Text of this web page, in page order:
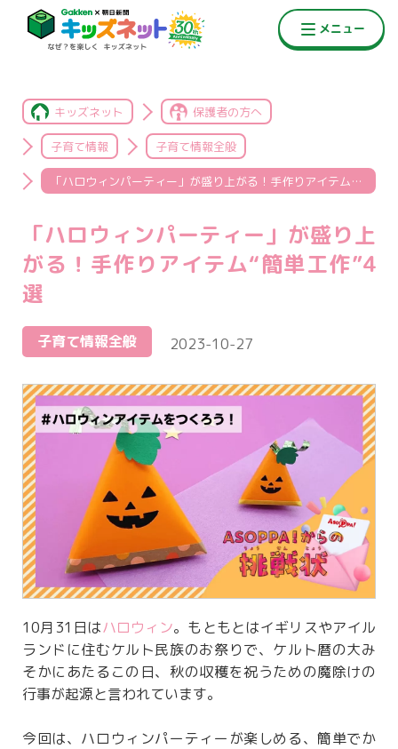
キッズネット 保護者の方へ
子育て情報 子育て情報全般
「ハロウィンパーティー」が盛り上がる！手作りアイテム“簡単工作”4選
「ハロウィンパーティー」が盛り上
がる！手作りアイテム“簡単工作”4
選
子育て情報全般 2023-10-27
10月31日はハロウィン。もともとはイギリスやアイル
ランドに住むケルト民族のお祭りで、ケルト暦の大み
そかにあたるこの日、秋の収穫を祝うための魔除けの
行事が起源と言われています。
今回は、ハロウィンパーティーが楽しめる、簡単でか